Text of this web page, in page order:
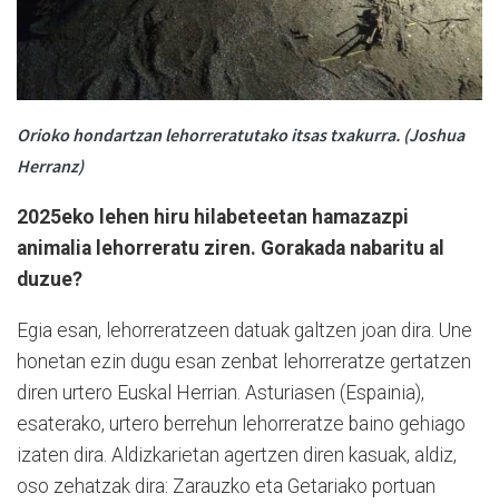
Orioko hondartzan lehorreratutako itsas txakurra. (Joshua
Herranz)
2025eko lehen hiru hilabeteetan hamazazpi
animalia lehorreratu ziren. Gorakada nabaritu al
duzue?
Egia esan, lehorreratzeen datuak galtzen joan dira. Une
honetan ezin dugu esan zenbat lehorreratze gertatzen
diren urtero Euskal Herrian. Asturiasen (Espainia),
esaterako, urtero berrehun lehorreratze baino gehiago
izaten dira. Aldizkarietan agertzen diren kasuak, aldiz,
oso zehatzak dira: Zarauzko eta Getariako portuan